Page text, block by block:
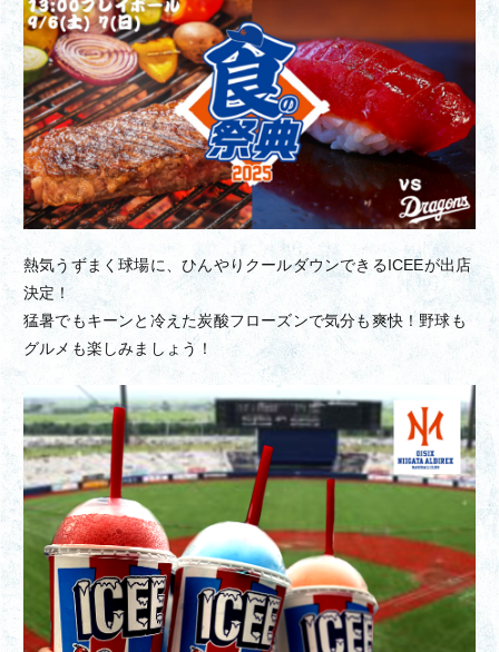
熱気うずまく球場に、ひんやりクールダウンできるICEEが出店
決定！
猛暑でもキーンと冷えた炭酸フローズンで気分も爽快！野球も
グルメも楽しみましょう！